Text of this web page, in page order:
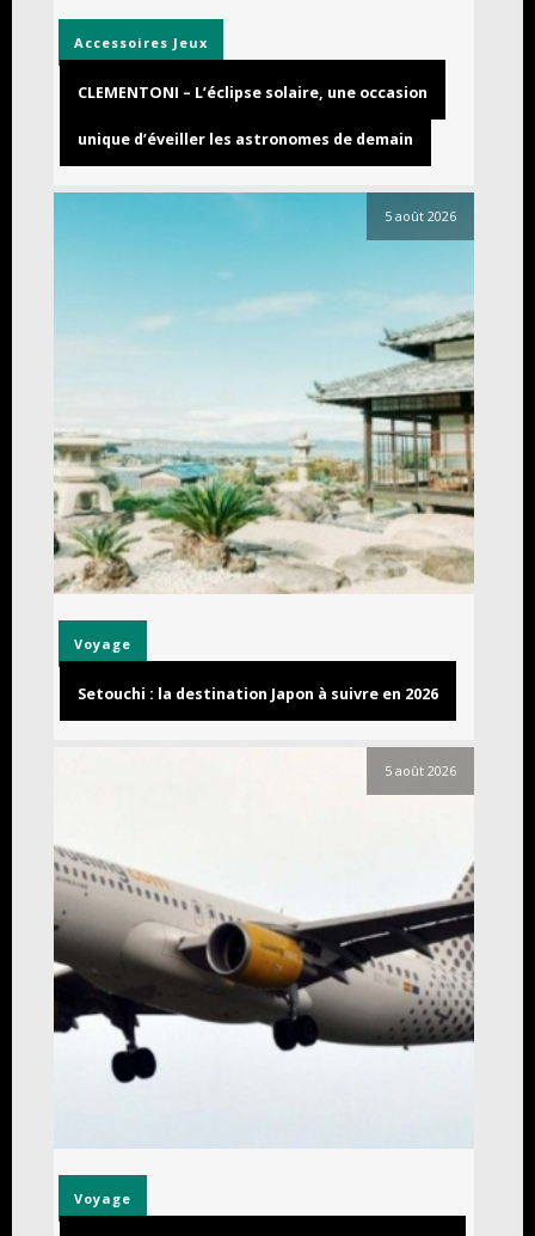
Accessoires Jeux
CLEMENTONI – L’éclipse solaire, une occasion
unique d’éveiller les astronomes de demain
5 août 2026
Voyage
Setouchi : la destination Japon à suivre en 2026
5 août 2026
Voyage